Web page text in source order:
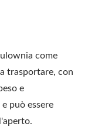
come
trasportare, con
e
può essere